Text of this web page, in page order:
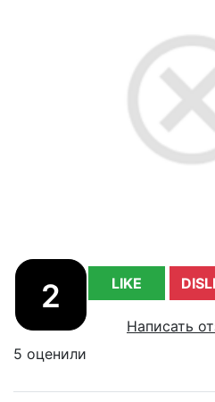
2 LIKE
Написать
5 оценили